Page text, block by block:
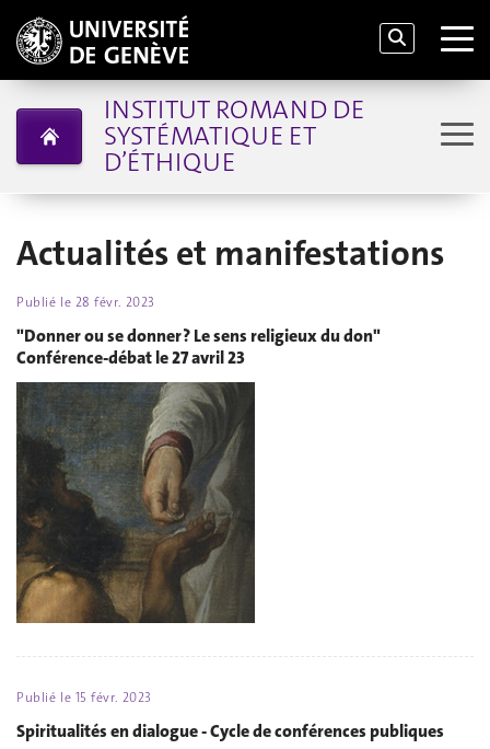
INSTITUT ROMAND DE
SYSTÉMATIQUE ET
D’ÉTHIQUE
Actualités et manifestations
Publié le 28 févr. 2023
"Donner ou se donner ? Le sens religieux du don"
Conférence-débat le 27 avril 23
Publié le 15 févr. 2023
Spiritualités en dialogue - Cycle de conférences publiques